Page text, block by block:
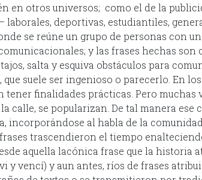
en otros universos; como el de la
laborales, deportivas, estudiantiles,
se reúne un grupo de personas con
y las frases hechas son
salta y esquiva obstáculos para
suele ser ingenioso o parecerlo. En
tener finalidades prácticas. Pero muchas
calle, se popularizan. De tal manera ese
incorporándose al habla de la
trascendieron el tiempo
aquella lacónica frase que la historia
y vencí) y aun antes, ríos de frases